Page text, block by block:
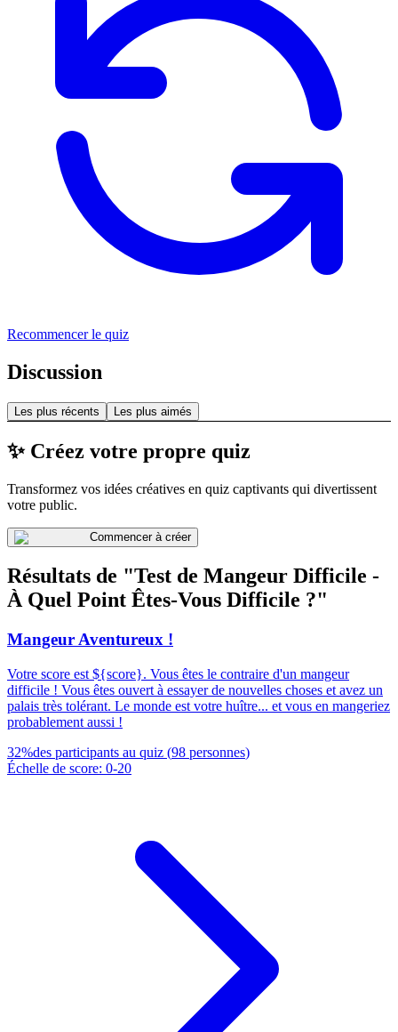
Recommencer le quiz
Discussion
Les plus récents Les plus aimés
✨ Créez votre propre quiz
Transformez vos idées créatives en quiz captivants qui divertissent
votre public.
Commencer à créer
Résultats de "Test de Mangeur Difficile -
À Quel Point Êtes-Vous Difficile ?"
Mangeur Aventureux !
Votre score est ${score}. Vous êtes le contraire d'un mangeur
difficile ! Vous êtes ouvert à essayer de nouvelles choses et avez un
palais très tolérant. Le monde est votre huître... et vous en mangeriez
probablement aussi !
32%des participants au quiz (98 personnes)
Échelle de score: 0-20